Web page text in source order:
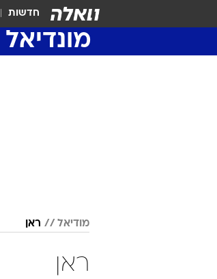
חדשות
מונדיאל
מודיאל ראן
ראן